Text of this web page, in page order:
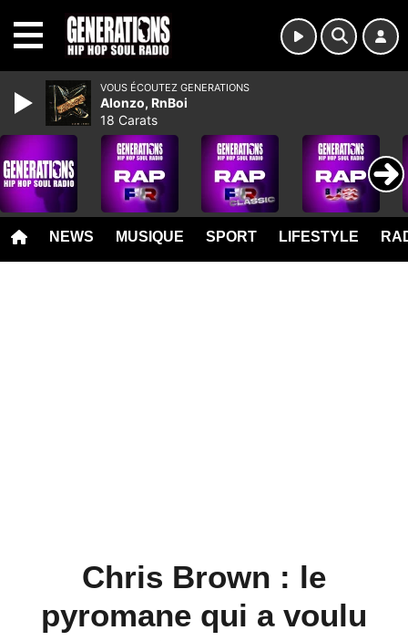
NEWS MUSIQUE SPORT LIFESTYLE
Chris Brown : le
pyromane qui a voulu
VOUS ÉCOUTEZ GENERATIONS
Alonzo, RnBoi
18 Carats